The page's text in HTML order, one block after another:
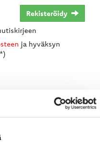
Rekisteröidy
ja hyväksyn